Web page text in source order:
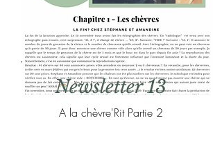
Newsletter 13
A la chèvre'Rit Partie 2